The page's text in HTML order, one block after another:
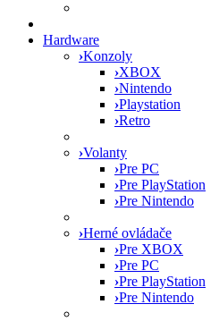
Hardware
›Konzoly
›XBOX
›Nintendo
›Playstation
›Retro
›Volanty
›Pre PC
›Pre PlayStation
›Pre Nintendo
›Herné ovládače
›Pre XBOX
›Pre PC
›Pre PlayStation
›Pre Nintendo